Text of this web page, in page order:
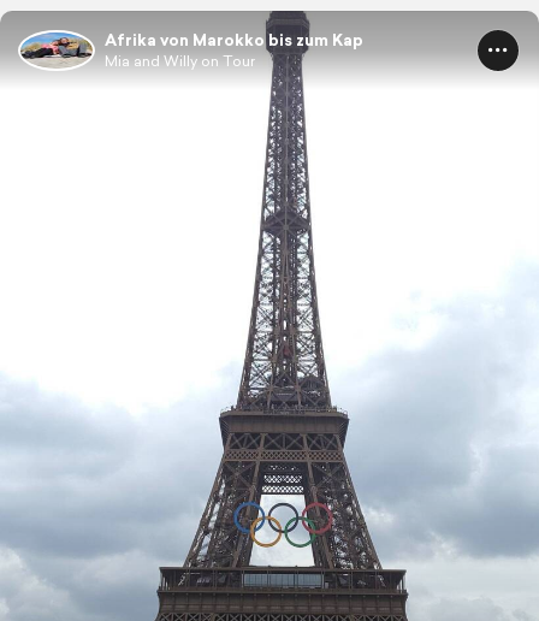
Afrika von Marokko bis zum Kap
Mia and Willy on Tour